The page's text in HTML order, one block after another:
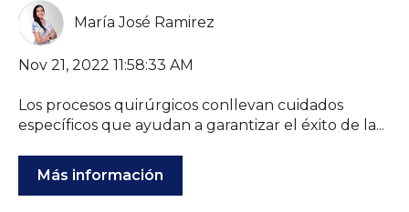
María José Ramirez
Nov 21, 2022 11:58:33 AM
Los procesos quirúrgicos conllevan cuidados
específicos que ayudan a garantizar el éxito de la...
Más información